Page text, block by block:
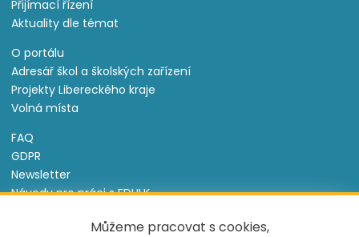
Můžeme pracovat s cookies,
Přijímací řízení
Aktuality dle témat
O portálu
Adresář škol a školských zařízení
Projekty Libereckého kraje
Volná místa
FAQ
GDPR
Newsletter
Návody pro práci s EDULK
Nastavení cookies